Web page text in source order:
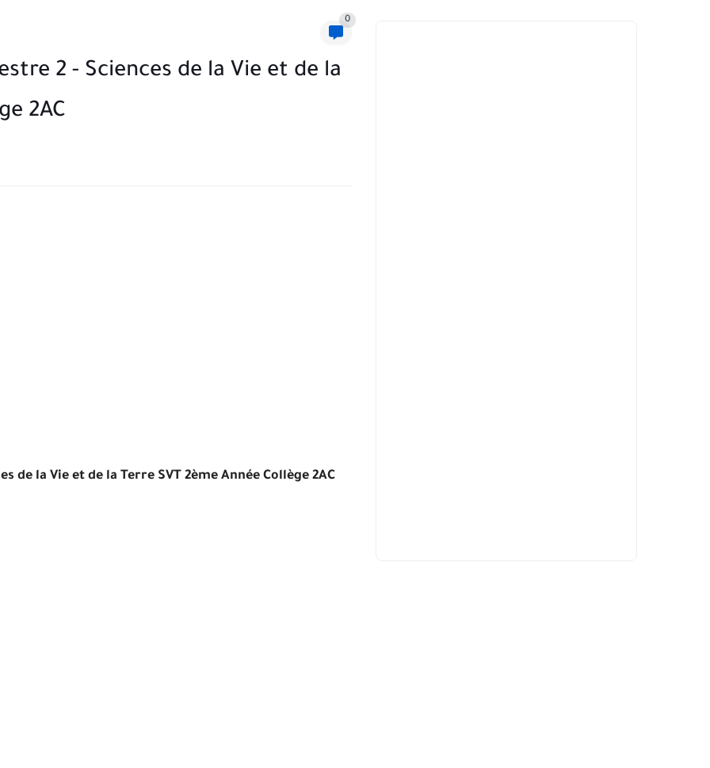
0
2 - Sciences de la Vie et de la
2AC
de la Vie et de la Terre SVT 2ème Année Collège 2AC